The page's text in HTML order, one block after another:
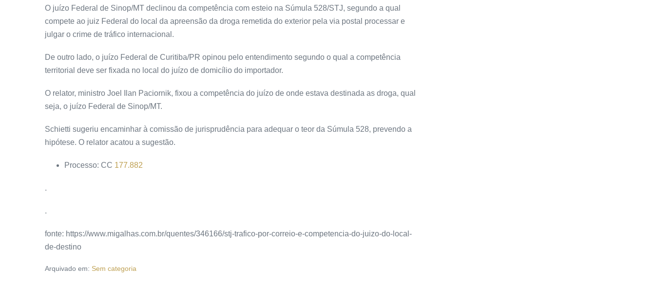
O juízo Federal de Sinop/MT declinou da competência com esteio na Súmula 528/STJ, segundo a qual
compete ao juiz Federal do local da apreensão da droga remetida do exterior pela via postal processar e
julgar o crime de tráfico internacional.
De outro lado, o juízo Federal de Curitiba/PR opinou pelo entendimento segundo o qual a competência
territorial deve ser fixada no local do juízo de domicílio do importador.
O relator, ministro Joel Ilan Paciornik, fixou a competência do juízo de onde estava destinada as droga, qual
seja, o juízo Federal de Sinop/MT.
Schietti sugeriu encaminhar à comissão de jurisprudência para adequar o teor da Súmula 528, prevendo a
hipótese. O relator acatou a sugestão.
Processo: CC 177.882
.
.
fonte: https://www.migalhas.com.br/quentes/346166/stj-trafico-por-correio-e-competencia-do-juizo-do-local-
de-destino
Arquivado em: Sem categoria